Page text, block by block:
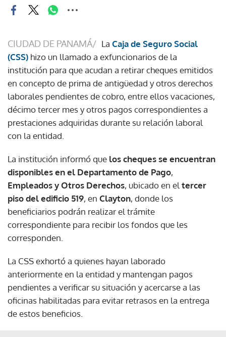
CIUDAD DE PANAMÁ/ La Caja de Seguro Social
(CSS) hizo un llamado a exfuncionarios de la
institución para que acudan a retirar cheques emitidos
en concepto de prima de antigüedad y otros derechos
laborales pendientes de cobro, entre ellos vacaciones,
décimo tercer mes y otros pagos correspondientes a
prestaciones adquiridas durante su relación laboral
con la entidad.
La institución informó que los cheques se encuentran
disponibles en el Departamento de Pago,
Empleados y Otros Derechos, ubicado en el tercer
piso del edificio 519, en Clayton, donde los
beneficiarios podrán realizar el trámite
correspondiente para recibir los fondos que les
corresponden.
La CSS exhortó a quienes hayan laborado
anteriormente en la entidad y mantengan pagos
pendientes a verificar su situación y acercarse a las
oficinas habilitadas para evitar retrasos en la entrega
de estos beneficios.